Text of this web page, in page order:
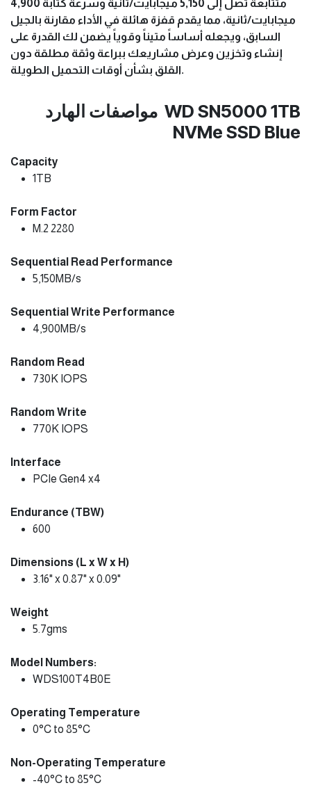
متتابعة تصل إلى 5,150 ميجابايت/ثانية وسرعة كتابة 4,900
ميجابايت/ثانية، مما يقدم قفزة هائلة في الأداء مقارنة بالجيل
السابق، ويجعله أساساً متيناً وقوياً يضمن لك القدرة على
إنشاء وتخزين وعرض مشاريعك ببراعة وثقة مطلقة دون
القلق بشأن أوقات التحميل الطويلة.
مواصفات الهارد WD SN5000 1TB
NVMe SSD Blue
Capacity
1TB
Form Factor
M.2 2280
Sequential Read Performance
5,150MB/s
Sequential Write Performance
4,900MB/s
Random Read
730K IOPS
Random Write
770K IOPS
Interface
PCIe Gen4 x4
Endurance (TBW)
600
Dimensions (L x W x H)
3.16" x 0.87" x 0.09"
Weight
5.7gms
Model Numbers:
WDS100T4B0E
Operating Temperature
0°C to 85°C
Non-Operating Temperature
-40°C to 85°C